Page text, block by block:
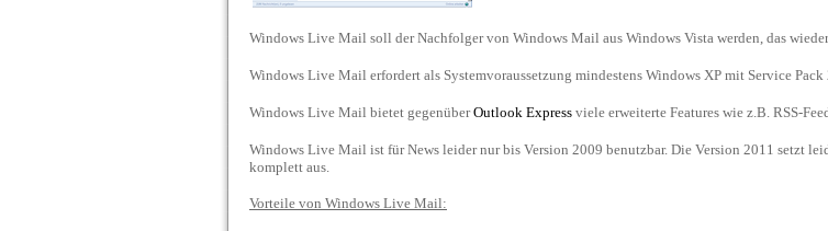
Windows Live Mail soll der Nachfolger von Windows Mail aus Windows Vista werden, das
Windows Live Mail erfordert als Systemvoraussetzung mindestens Windows XP mit Service
Windows Live Mail bietet gegenüberOutlook Express viele erweiterte Features wie z.B. RSS-
Windows Live Mail ist für News leider nur bis Version 2009 benutzbar. Die Version 2011 setzt
komplett aus.
Vorteile von Windows Live Mail: